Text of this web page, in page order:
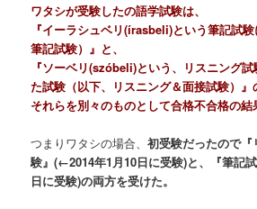
ワタシが受験したの語学試験は、
『イーラシュベリ(írasbeli)という筆記試験
筆記試験）』と、
『ソーベリ(szóbeli)という、リスニング
た試験（以下、リスニング＆面接試験）』
それらを別々のものとして合格不合格の結
つまりワタシの場合、初受験だったので
験』(←2014年1月10日に受験)と、『筆記
日に受験)の両方を受けた。